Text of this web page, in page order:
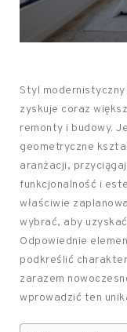
Styl
zyskuje coraz
remonty i budowy.
geometryczne
aranżacji,
funkcjonalność i
właściwie
wybrać, aby
Odpowiednie
podkreślić
zarazem
wprowadzić ten